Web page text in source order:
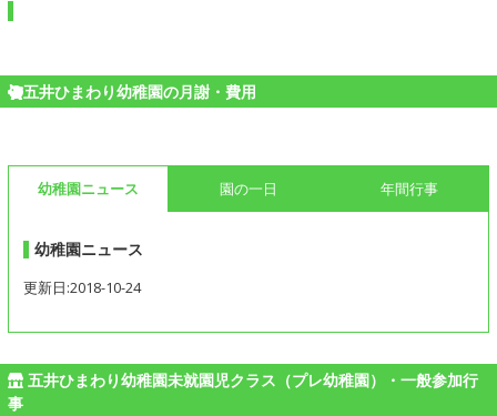
五井ひまわり幼稚園の月謝・費用
幼稚園ニュース 園の一日 年間行事
幼稚園ニュース
更新日:2018-10-24
五井ひまわり幼稚園未就園児クラス（プレ幼稚園）・一般参加行
事